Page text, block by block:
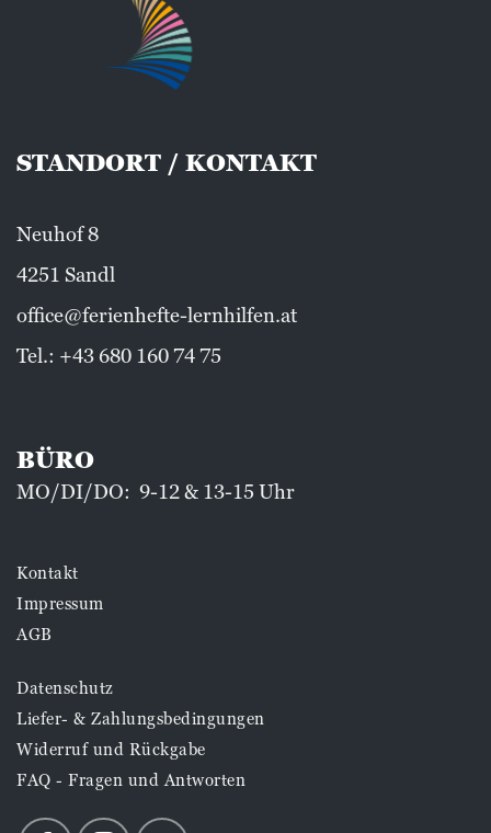
STANDORT / KONTAKT
Neuhof 8
4251 Sandl
office@ferienhefte-lernhilfen.at
Tel.: +43 680 160 74 75
BÜRO
MO/DI/DO: 9-12 & 13-15 Uhr
Kontakt
Impressum
AGB
Datenschutz
Liefer- & Zahlungsbedingungen
Widerruf und Rückgabe
FAQ - Fragen und Antworten